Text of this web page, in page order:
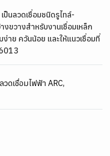
ป็นลวดเชื่อมชนิดรูไทล์-
ขวางสำหรับงานเชื่อมเหล็ก
าย ควันน้อย และให้แนวเชื่อมที่
ลวดเชื่อมไฟฟ้า ARC,